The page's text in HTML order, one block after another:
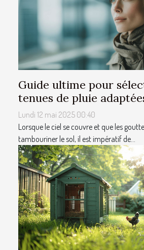
Guide ultime pour
tenues de pluie
Lundi 12 mai 2025 00:40
Lorsque le ciel se couvre et que les
tambouriner le sol, il est impératif de...